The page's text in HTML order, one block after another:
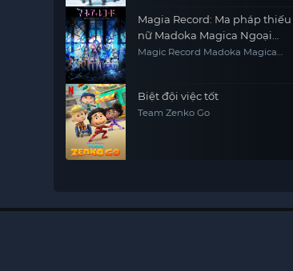
Magia Record: Ma pháp thiếu
nữ Madoka Magica Ngoại
truyện
Magic Record Madoka Magica
Biệt đội việc tốt
Team Zenko Go